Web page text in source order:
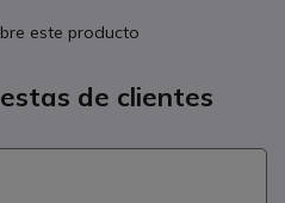
este producto
de clientes